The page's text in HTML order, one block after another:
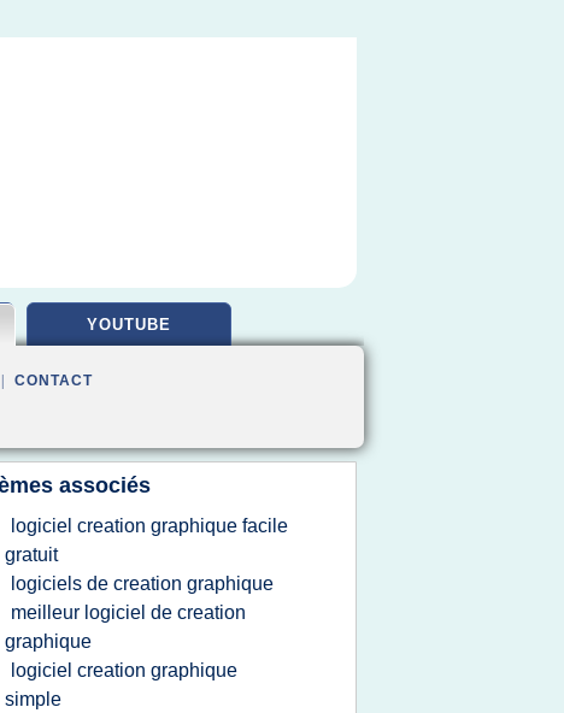
YOUTUBE
CONTACT
associés
logiciel creation graphique facile
gratuit
logiciels de creation graphique
meilleur logiciel de creation
graphique
logiciel creation graphique
simple